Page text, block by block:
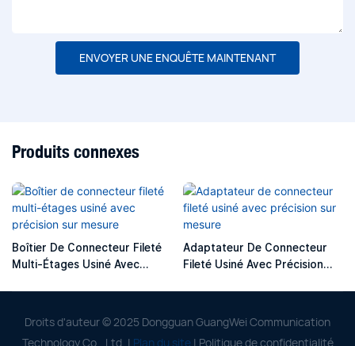
ENVOYER UNE ENQUÊTE MAINTENANT
Produits connexes
Boîtier De Connecteur Fileté
Multi-Étages Usiné Avec
Adaptateur De Connecteur
Fileté Usiné Avec Précision
Droits d'auteur © 2025 Dongguan GuangWei Communication
Technology Co., Ltd. | Plan du site | Politique de confidentialité